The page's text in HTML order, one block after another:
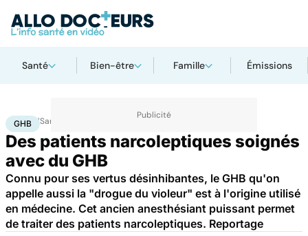
Santé Bien-être Famille Émissions
AccueilSanté
GHB
Des patients narcoleptiques soignés
avec du GHB
Connu pour ses vertus désinhibantes, le GHB qu'on
appelle aussi la "drogue du violeur" est à l'origine utilisé
en médecine. Cet ancien anesthésiant puissant permet
de traiter des patients narcoleptiques. Reportage